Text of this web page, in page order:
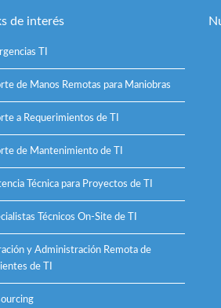
de interés
TI
de Manos Remotas para Maniobras
a Requerimientos de TI
de Mantenimiento de TI
Técnica para Proyectos de TI
Técnicos On-Site de TI
y Administración Remota de
de TI